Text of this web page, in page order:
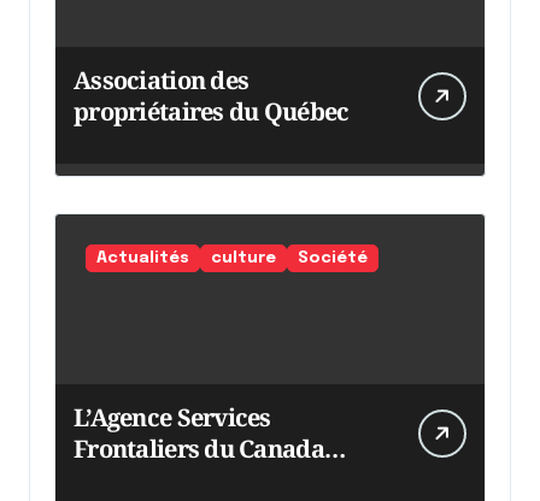
Association des
propriétaires du Québec
Actualités culture Société
L’Agence Services
Frontaliers du Canada